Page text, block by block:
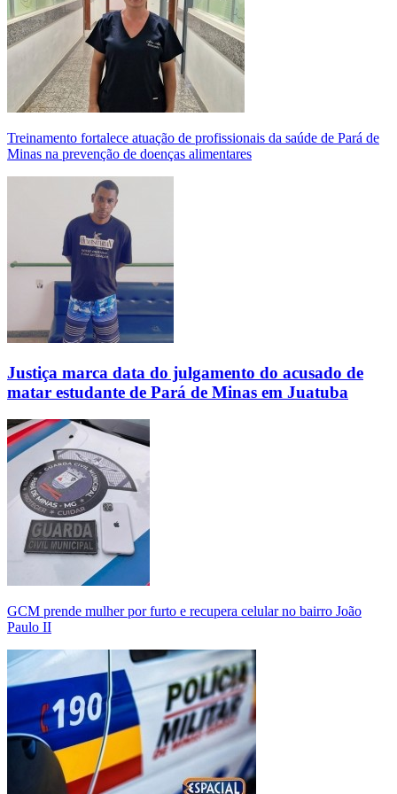
Treinamento fortalece atuação de profissionais da saúde de Pará de
Minas na prevenção de doenças alimentares
Justiça marca data do julgamento do acusado de
matar estudante de Pará de Minas em Juatuba
GCM prende mulher por furto e recupera celular no bairro João
Paulo II